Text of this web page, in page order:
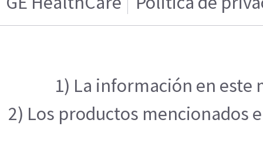
1) La información en
2) Los productos mencionados